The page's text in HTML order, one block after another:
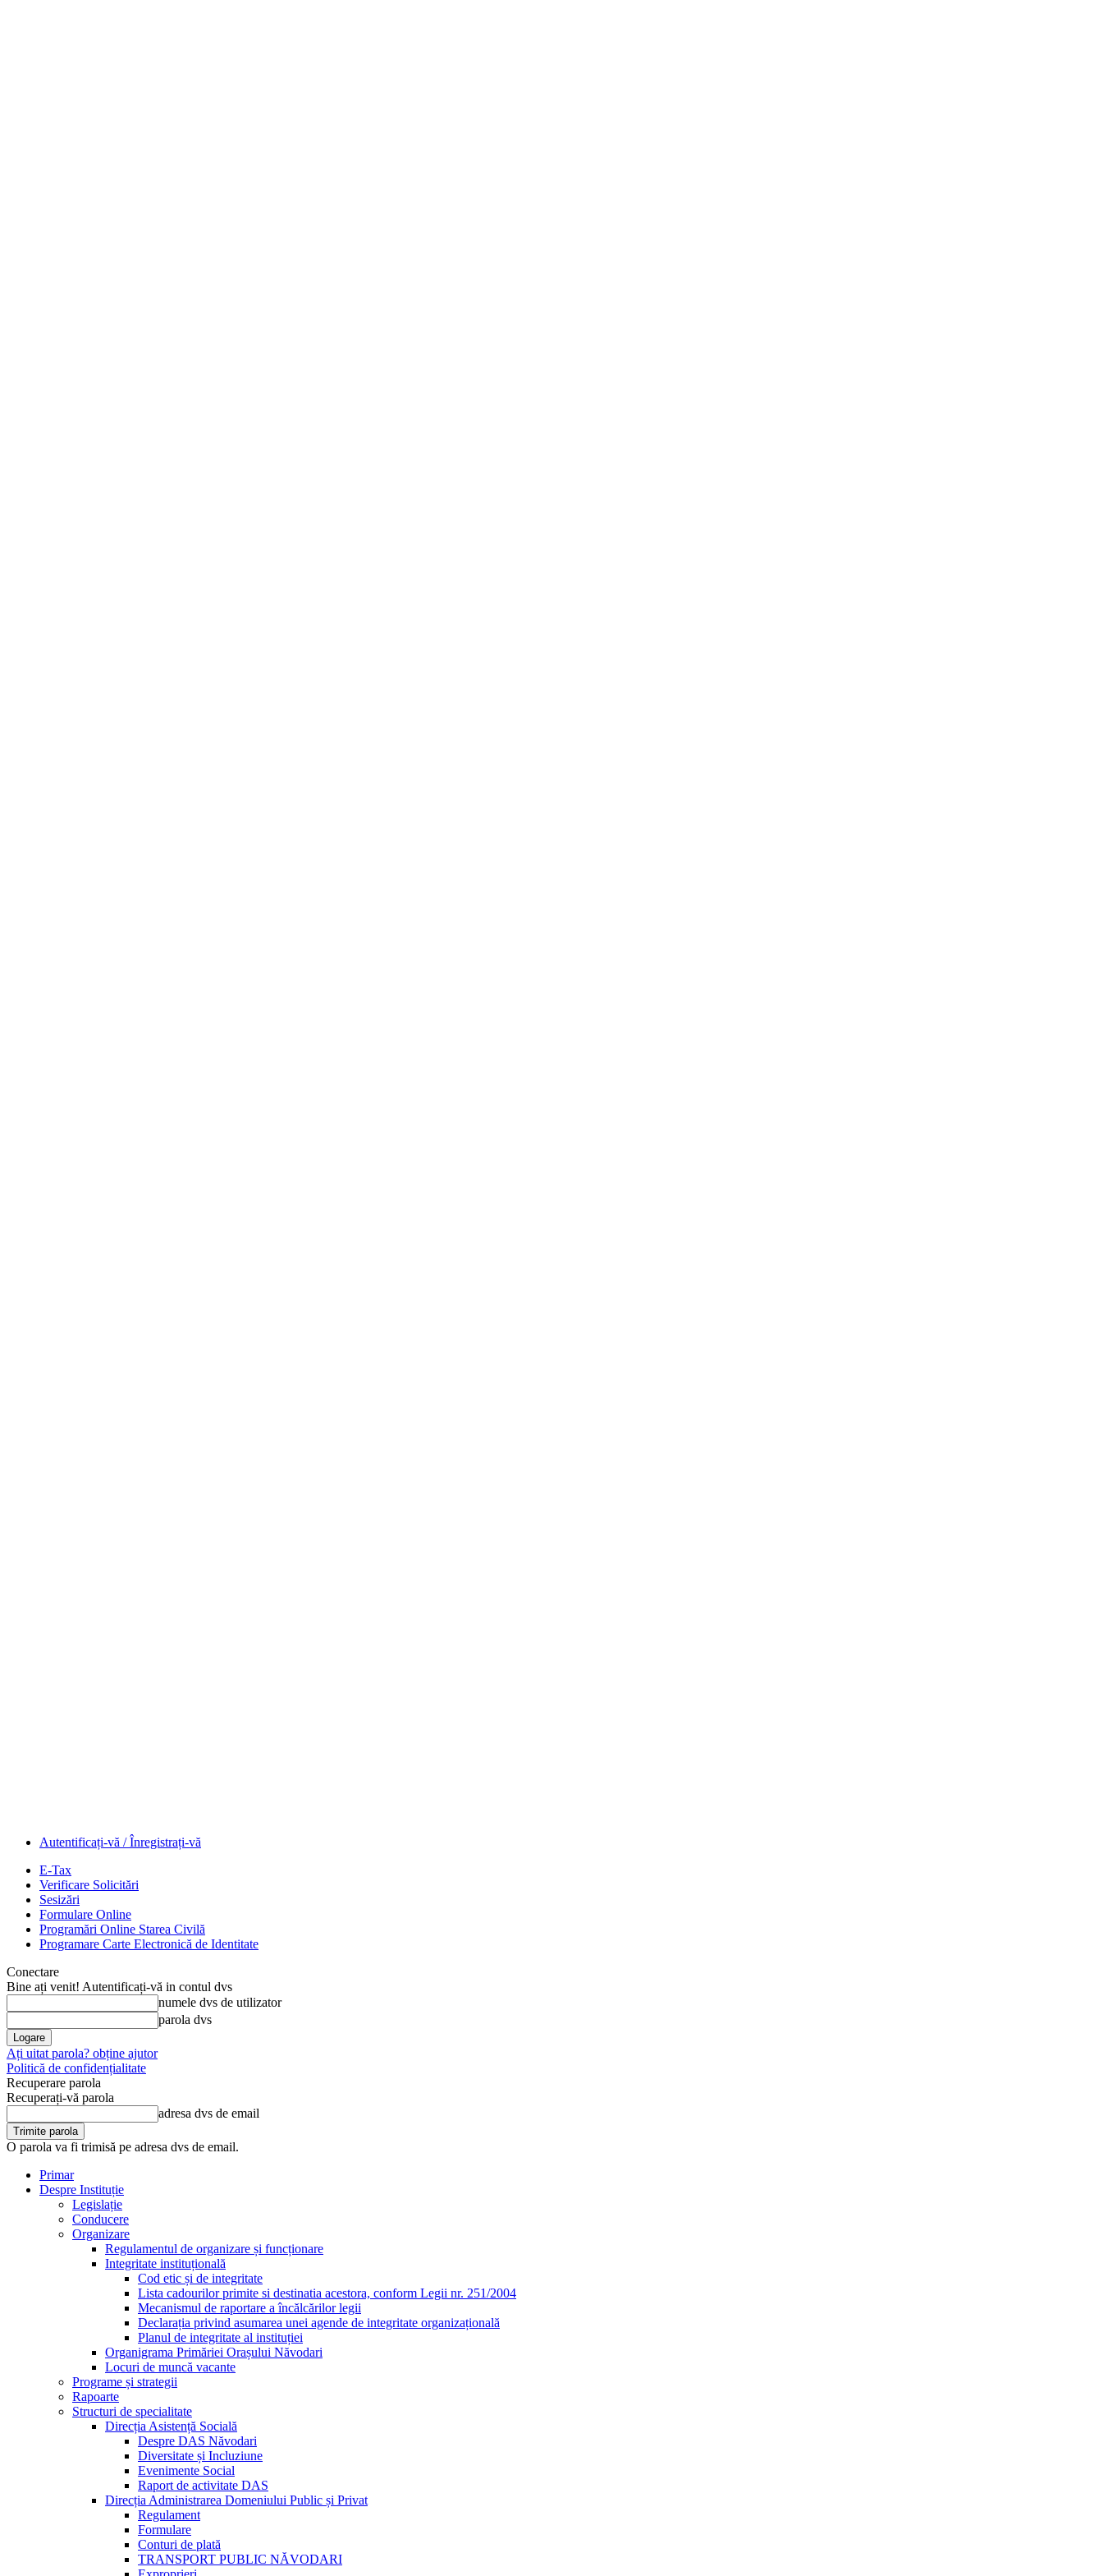
Autentificați-vă / Înregistrați-vă
E-Tax
Verificare Solicitări
Sesizări
Formulare Online
Programări Online Starea Civilă
Programare Carte Electronică de Identitate
Conectare
Bine ați venit! Autentificați-vă in contul dvs
numele dvs de utilizator
parola dvs
Ați uitat parola? obține ajutor
Politică de confidențialitate
Recuperare parola
Recuperați-vă parola
adresa dvs de email
O parola va fi trimisă pe adresa dvs de email.
Primar
Despre Instituție
Legislație
Conducere
Organizare
Regulamentul de organizare și funcționare
Integritate instituțională
Cod etic și de integritate
Lista cadourilor primite si destinatia acestora, conform Legii nr. 251/2004
Mecanismul de raportare a încălcărilor legii
Declarația privind asumarea unei agende de integritate organizațională
Planul de integritate al instituției
Organigrama Primăriei Orașului Năvodari
Locuri de muncă vacante
Programe și strategii
Rapoarte
Structuri de specialitate
Direcția Asistență Socială
Despre DAS Năvodari
Diversitate și Incluziune
Evenimente Social
Raport de activitate DAS
Direcția Administrarea Domeniului Public și Privat
Regulament
Formulare
Conturi de plată
TRANSPORT PUBLIC NĂVODARI